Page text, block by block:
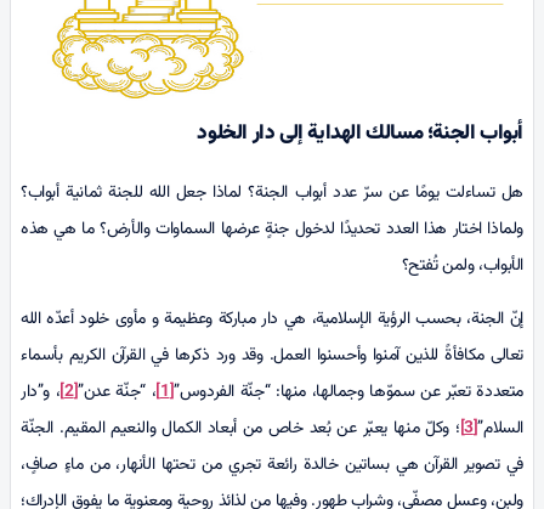
أبواب الجنة؛ مسالك الهداية إلى دار الخلود
هل تساءلت يومًا عن سرّ عدد أبواب الجنة؟ لماذا جعل الله للجنة ثمانية أبواب؟
ولماذا اختار هذا العدد تحديدًا لدخول جنةٍ عرضها السماوات والأرض؟ ما هي هذه
الأبواب، ولمن تُفتح؟
إنّ الجنة، بحسب الرؤية الإسلامية، هي دار مباركة وعظيمة و مأوى خلود أعدّه الله
تعالى مكافأةً للذين آمنوا وأحسنوا العمل. وقد ورد ذكرها في القرآن الكريم بأسماء
متعددة تعبّر عن سموّها وجمالها، منها: “جنّة الفردوس”[1] ، “جنّة عدن”[2] ، و”دار
السلام”[3] ؛ وكلّ منها يعبّر عن بُعد خاص من أبعاد الكمال والنعيم المقيم. الجنّة
في تصوير القرآن هي بساتين خالدة رائعة تجري من تحتها الأنهار، من ماءٍ صافٍ،
ولبنٍ، وعسلٍ مصفّى، وشرابٍ طهور. وفيها من لذائذ روحية ومعنوية ما يفوق الإدراك؛